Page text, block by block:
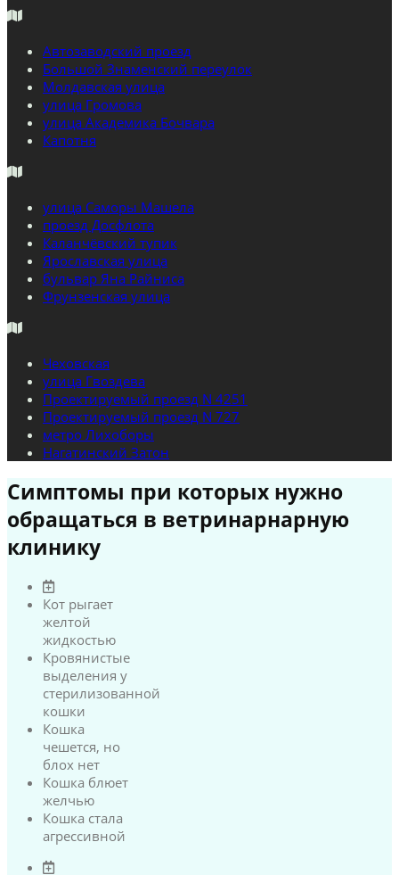
Автозаводский проезд
Большой Знаменский переулок
Молдавская улица
улица Громова
улица Академика Бочвара
Капотня
улица Саморы Машела
проезд Досфлота
Каланчёвский тупик
Ярославская улица
бульвар Яна Райниса
Фрунзенская улица
Чеховская
улица Гвоздева
Проектируемый проезд N 4251
Проектируемый проезд N 727
метро Лихоборы
Нагатинский Затон
Симптомы при которых нужно
обращаться в ветринарнарную
клинику
Кот рыгает
желтой
жидкостью
Кровянистые
выделения у
стерилизованной
кошки
Кошка
чешется, но
блох нет
Кошка блюет
желчью
Кошка стала
агрессивной